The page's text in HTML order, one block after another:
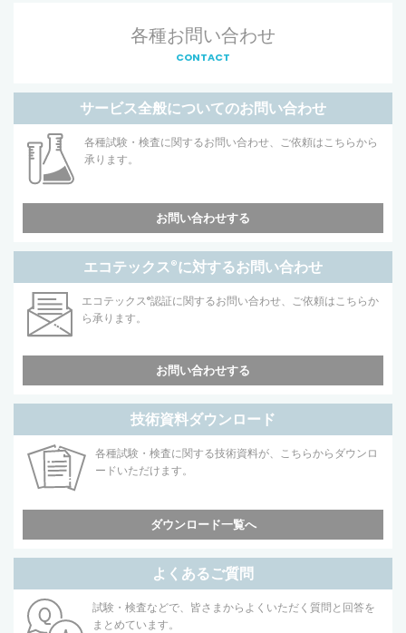
各種お問い合わせ
CONTACT
サービス全般についてのお問い合わせ
各種試験・検査に関するお問い合わせ、ご依頼はこちらから
承ります。
お問い合わせする
エコテックス®に対するお問い合わせ
エコテックス®認証に関するお問い合わせ、ご依頼はこちらか
ら承ります。
お問い合わせする
技術資料ダウンロード
各種試験・検査に関する技術資料が、こちらからダウンロ
ードいただけます。
ダウンロード一覧へ
よくあるご質問
試験・検査などで、皆さまからよくいただく質問と回答を
まとめています。